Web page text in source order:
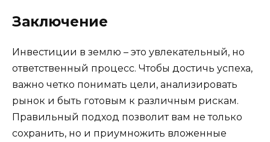
Заключение
Инвестиции в землю – это увлекательный, но
ответственный процесс. Чтобы достичь успеха,
важно четко понимать цели, анализировать
рынок и быть готовым к различным рискам.
Правильный подход позволит вам не только
сохранить, но и приумножить вложенные